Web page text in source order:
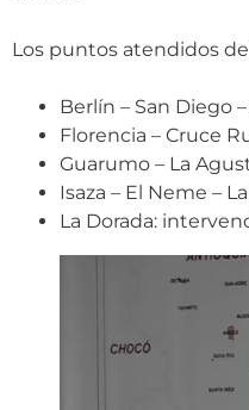
Los puntos atendidos
Berlín – San Diego
Florencia – Cruce
Guarumo – La
Isaza – El Neme –
La Dorada: